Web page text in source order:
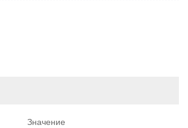
Значение